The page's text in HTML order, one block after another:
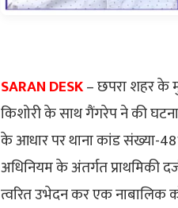
SARAN DESK– छपरा शहर के
किशोरी के साथ गैंगरेप ने की
के आधार पर थाना कांड संख्या-
अधिनियम के अंतर्गत प्राथमिकी
त्वरित उभेदन कर एक नाबालिक